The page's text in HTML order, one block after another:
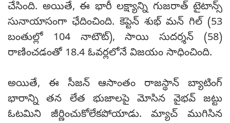
చేసింది. అయితే, ఈ భారీ లక్ష్యాన్ని గుజరాత్ టైటాన్స్
సునాయాసంగా ఛేదించింది. కెప్టెన్ శుభ్ మన్ గిల్ (53
బంతుల్లో 104 నాటౌట్), సాయి సుదర్శన్ (58)
రాణించడంతో 18.4 ఓవర్లలోనే విజయం సాధించింది.
అయితే, ఈ సీజన్ ఆసాంతం రాజస్థాన్ బ్యాటింగ్
భారాన్ని తన లేత భుజాలపై మోసిన వైభవ్ జట్టు
ఓటమిని జీర్ణించుకోలేకపోయాడు. మ్యాచ్ ముగిసిన